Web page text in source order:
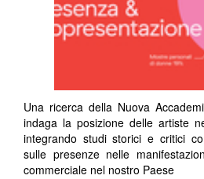
Una ricerca della Nuova
indaga la posizione delle artiste
integrando studi storici e critici
sulle presenze nelle
commerciale nel nostro Paese